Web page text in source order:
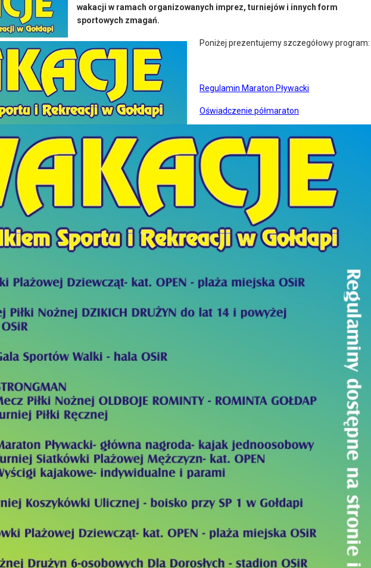
wakacji w ramach organizowanych imprez, turniejów i innych form
sportowych zmagań.
Poniżej prezentujemy szczegółowy program:
Regulamin Maraton Pływacki
Oświadczenie półmaraton